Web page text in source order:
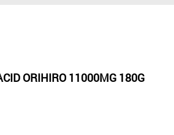
ORIHIRO 11000MG 180G